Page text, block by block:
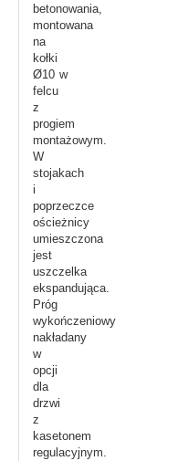
betonowania,
montowana
na
kołki
Ø10 w
felcu
z
progiem
montażowym.
W
stojakach
i
poprzeczce
ościeżnicy
umieszczona
jest
uszczelka
ekspandująca.
Próg
wykończeniowy
nakładany
w
opcji
dla
drzwi
z
kasetonem
regulacyjnym.